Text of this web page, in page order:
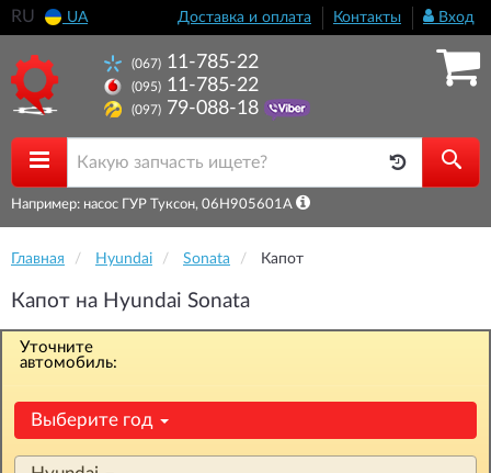
RU UA Доставка и оплата Контакты Вход
(067) 11-785-22
(095) 11-785-22
(097) 79-088-18
Например: насос ГУР Туксон, 06H905601A
Главная Hyundai Sonata Капот
Капот на Hyundai Sonata
Уточните
автомобиль:
Выберите год